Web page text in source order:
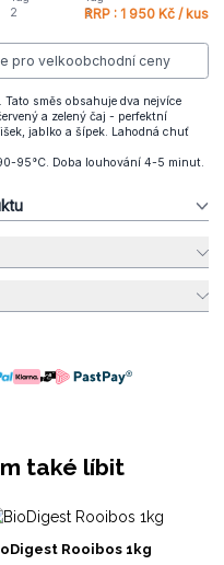
RRP : 1 950 Kč / kus
pro velkoobchodní ceny
směs obsahuje dva nejvíce
a zelený čaj - perfektní
jablko a šípek. Lahodná chuť
95°C. Doba louhování 4-5 minut.
také líbit
Rooibos 1kg